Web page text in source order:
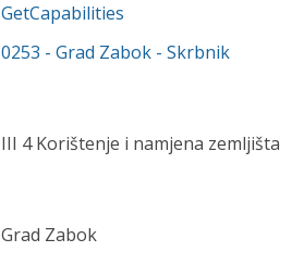
GetCapabilities
0253 -Grad Zabok - Skrbnik
III 4 Korištenje i namjena zemljišta
Grad Zabok